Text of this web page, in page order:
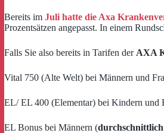
Bereits im Juli hatte die Axa
Prozentsätzen angepasst. In einem
Falls Sie also bereits in Tarifen der AXA
Vital 750 (Alte Welt) bei Männern und
EL/ EL 400 (Elementar) bei Kindern und
EL Bonus bei Männern (